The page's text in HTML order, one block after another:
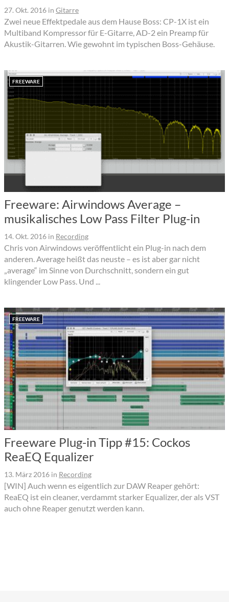
27. Okt. 2016 in Gitarre
Zwei neue Effektpedale aus dem Hause Boss: CP-1X ist ein
Multiband Kompressor für E-Gitarre, AD-2 ein Preamp für
Akustik-Gitarren. Wie gewohnt im typischen Boss-Gehäuse.
FREEWARE
Freeware: Airwindows Average –
musikalisches Low Pass Filter Plug-in
14. Okt. 2016 in Recording
Chris von Airwindows veröffentlicht ein Plug-in nach dem
anderen. Average heißt das neuste – es ist aber gar nicht
„average“ im Sinne von Durchschnitt, sondern ein gut
klingender Low Pass. Und ...
FREEWARE
Freeware Plug-in Tipp #15: Cockos
ReaEQ Equalizer
13. März 2016 in Recording
[WIN] Auch wenn es eigentlich zur DAW Reaper gehört:
ReaEQ ist ein cleaner, verdammt starker Equalizer, der als VST
auch ohne Reaper genutzt werden kann.